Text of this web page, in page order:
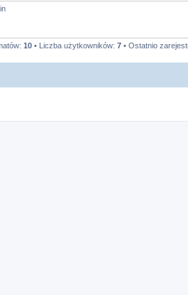
10 • Liczba użytkowników: 7 • Ostatnio